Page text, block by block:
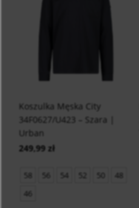
Koszulka Męska City
34F0627/U423 – Szara |
Urban
249,99 zł
58 56 54 52 50
48
46